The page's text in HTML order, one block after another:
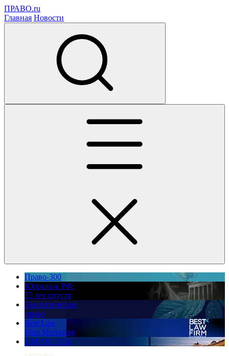
ПРАВО.ru
Главная Новости
Право-300
Юррынок РФ:
35 лет спустя
Экологическое
право
Best Law
Firm Marketing
ПМЮФ 2026